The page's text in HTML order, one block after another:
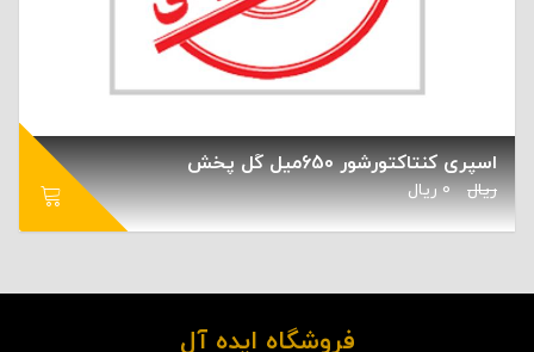
اسپری کنتاکتورشور 650میل گل پخش
ریال 0 ریال
فروشگاه ایده آل